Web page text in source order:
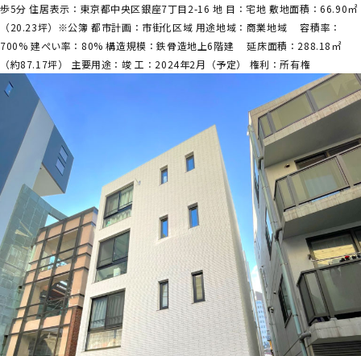
歩5分 住居表示：東京都中央区銀座7丁目2-16 地 目：宅地 敷地面積：66.90㎡
（20.23坪）※公簿 都市計画：市街化区域 用途地域：商業地域 容積率：
700% 建ぺい率：80% 構造規模：鉄骨造地上6階建 延床面積：288.18㎡
（約87.17坪） 主要用途：竣 工：2024年2月（予定） 権利：所有権